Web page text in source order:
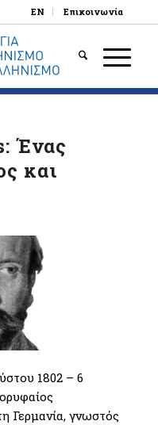
EN Επικοινωνία
Ένας
και
1802 – 6
Γερμανία, γνωστός